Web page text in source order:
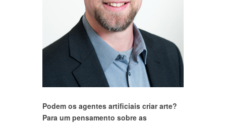
Podem os agentes artificiais criar arte?
Para um pensamento sobre as